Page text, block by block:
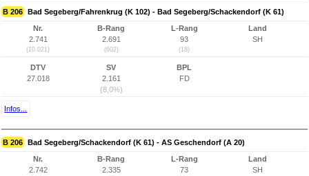
B 206 Bad Segeberg/Fahrenkrug (K 102) - Bad Segeberg/Schackendorf (K 61)
Nr.
2.741
(10.021)
B-Rang
2.691
(602)
L-Rang
93
(18)
Land
SH
DTV
27.018
SV
2.161
(8,0%)
BPL
FD
Infos...
B 206 Bad Segeberg/Schackendorf (K 61) - AS Geschendorf (A 20)
Nr.
2.742
B-Rang
2.335
L-Rang
73
Land
SH